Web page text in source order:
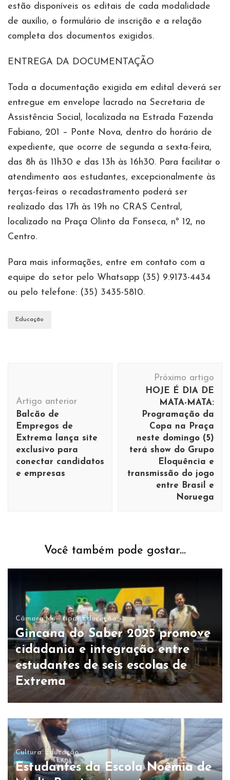
estão disponíveis os editais de cada modalidade
de auxílio, o formulário de inscrição e a relação
completa dos documentos exigidos.
ENTREGA DA DOCUMENTAÇÃO
Toda a documentação exigida em edital deverá ser
entregue em envelope lacrado na Secretaria de
Assistência Social, localizada na Estrada Fazenda
Fabiano, 201 – Ponte Nova, dentro do horário de
expediente, que ocorre de segunda a sexta-feira,
das 8h às 11h30 e das 13h às 16h30. Para facilitar o
atendimento aos estudantes, excepcionalmente às
terças-feiras o recadastramento poderá ser
realizado das 17h às 19h no CRAS Central,
localizado na Praça Olinto da Fonseca, nº 12, no
Centro.
Para mais informações, entre em contato com a
equipe do setor pelo Whatsapp (35) 9.9173-4434
ou pelo telefone: (35) 3435-5810.
Educação
post
Artigo anterior
Balcão de
Empregos de
Extrema lança site
exclusivo para
conectar candidatos
e empresas
Próximo artigo
HOJE É DIA DE
MATA-MATA:
Programação da
Copa na Praça
neste domingo (5)
terá show do Grupo
Eloquência e
transmissão do jogo
entre Brasil e
Noruega
Você também pode gostar...
Câmara Municipal Educação
Gincana do Saber 2025 promove
cidadania e integração entre
estudantes de seis escolas de
Extrema
Cultura Educação
Estudantes da Escola Noêmia de